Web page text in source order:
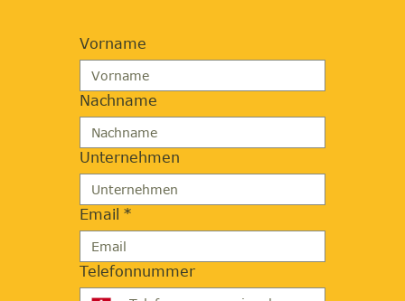
Vorname
Nachname
Unternehmen
Email *
Telefonnummer